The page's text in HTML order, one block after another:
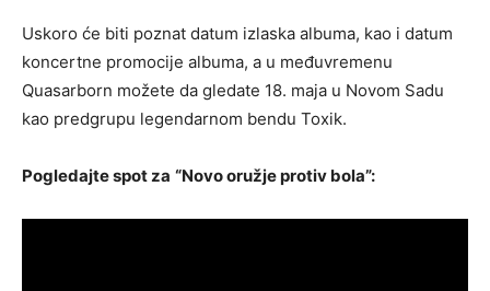
Uskoro će biti poznat datum izlaska albuma, kao i datum
koncertne promocije albuma, a u međuvremenu
Quasarborn možete da gledate 18. maja u Novom Sadu
kao predgrupu legendarnom bendu Toxik.
Pogledajte spot za “Novo oružje protiv bola”: